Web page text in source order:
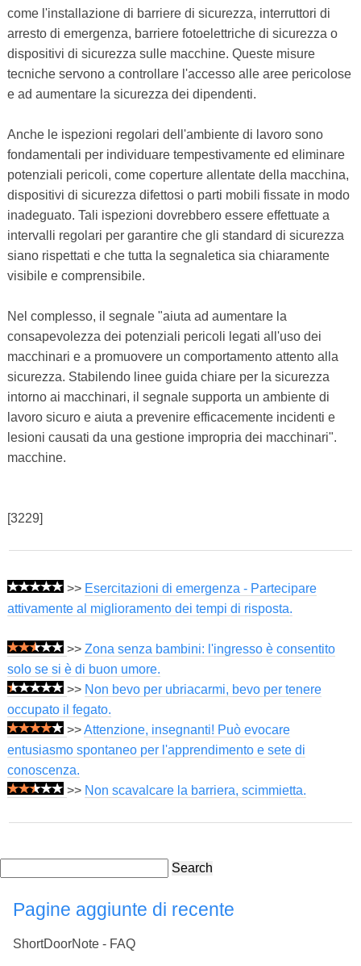
come l'installazione di barriere di sicurezza, interruttori di
arresto di emergenza, barriere fotoelettriche di sicurezza o
dispositivi di sicurezza sulle macchine. Queste misure
tecniche servono a controllare l'accesso alle aree pericolose
e ad aumentare la sicurezza dei dipendenti.
Anche le ispezioni regolari dell'ambiente di lavoro sono
fondamentali per individuare tempestivamente ed eliminare
potenziali pericoli, come coperture allentate della macchina,
dispositivi di sicurezza difettosi o parti mobili fissate in modo
inadeguato. Tali ispezioni dovrebbero essere effettuate a
intervalli regolari per garantire che gli standard di sicurezza
siano rispettati e che tutta la segnaletica sia chiaramente
visibile e comprensibile.
Nel complesso, il segnale "aiuta ad aumentare la
consapevolezza dei potenziali pericoli legati all'uso dei
macchinari e a promuovere un comportamento attento alla
sicurezza. Stabilendo linee guida chiare per la sicurezza
intorno ai macchinari, il segnale supporta un ambiente di
lavoro sicuro e aiuta a prevenire efficacemente incidenti e
lesioni causati da una gestione impropria dei macchinari".
macchine.
[3229]
>> Esercitazioni di emergenza - Partecipare
attivamente al miglioramento dei tempi di risposta.
>> Zona senza bambini: l'ingresso è consentito
solo se si è di buon umore.
>> Non bevo per ubriacarmi, bevo per tenere
occupato il fegato.
>>Attenzione, insegnanti! Può evocare
entusiasmo spontaneo per l'apprendimento e sete di
conoscenza.
>> Non scavalcare la barriera, scimmietta.
Search
Pagine aggiunte di recente
ShortDoorNote - FAQ